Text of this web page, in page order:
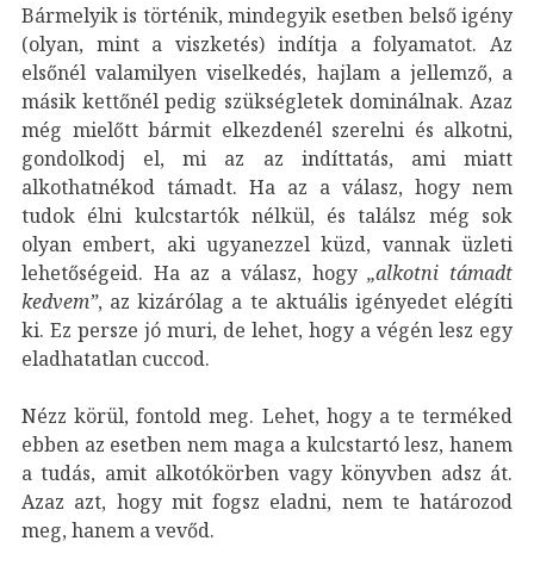
Bármelyik is történik, mindegyik esetben belső igény
(olyan, mint a viszketés) indítja a folyamatot. Az
elsőnél valamilyen viselkedés, hajlam a jellemző, a
másik kettőnél pedig szükségletek dominálnak. Azaz
még mielőtt bármit elkezdenél szerelni és alkotni,
gondolkodj el, mi az az indíttatás, ami miatt
alkothatnékod támadt. Ha az a válasz, hogy nem
tudok élni kulcstartók nélkül, és találsz még sok
olyan embert, aki ugyanezzel küzd, vannak üzleti
lehetőségeid. Ha az a válasz, hogy„alkotni támadt
kedvem”, az kizárólag a te aktuális igényedet elégíti
ki. Ez persze jó muri, de lehet, hogy a végén lesz egy
eladhatatlan cuccod.
Nézz körül, fontold meg. Lehet, hogy a te terméked
ebben az esetben nem maga a kulcstartó lesz, hanem
a tudás, amit alkotókörben vagy könyvben adsz át.
Azaz azt, hogy mit fogsz eladni, nem te határozod
meg, hanem a vevőd.